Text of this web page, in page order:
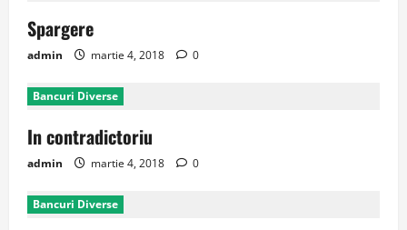
Spargere
admin martie 4, 2018 0
Bancuri Diverse
In contradictoriu
admin martie 4, 2018 0
Bancuri Diverse